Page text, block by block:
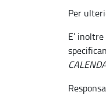
Per
E’